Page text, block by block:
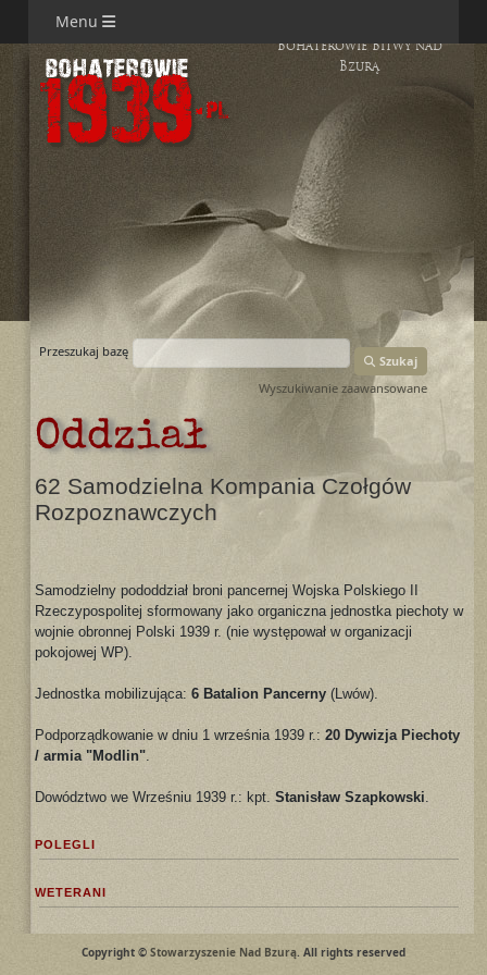
Menu
Bohaterowie Bitwy nad
Bzurą
Przeszukaj bazę
Szukaj
Wyszukiwanie zaawansowane
Oddział
62 Samodzielna Kompania Czołgów
Rozpoznawczych
Samodzielny pododdział broni pancernej Wojska Polskiego II
Rzeczypospolitej sformowany jako organiczna jednostka piechoty w
wojnie obronnej Polski 1939 r. (nie występował w organizacji
pokojowej WP).
Jednostka mobilizująca: 6 Batalion Pancerny (Lwów).
Podporządkowanie w dniu 1 września 1939 r.: 20 Dywizja Piechoty
/ armia "Modlin".
Dowództwo we Wrześniu 1939 r.: kpt. Stanisław Szapkowski.
POLEGLI
WETERANI
Copyright © Stowarzyszenie Nad Bzurą. All rights reserved